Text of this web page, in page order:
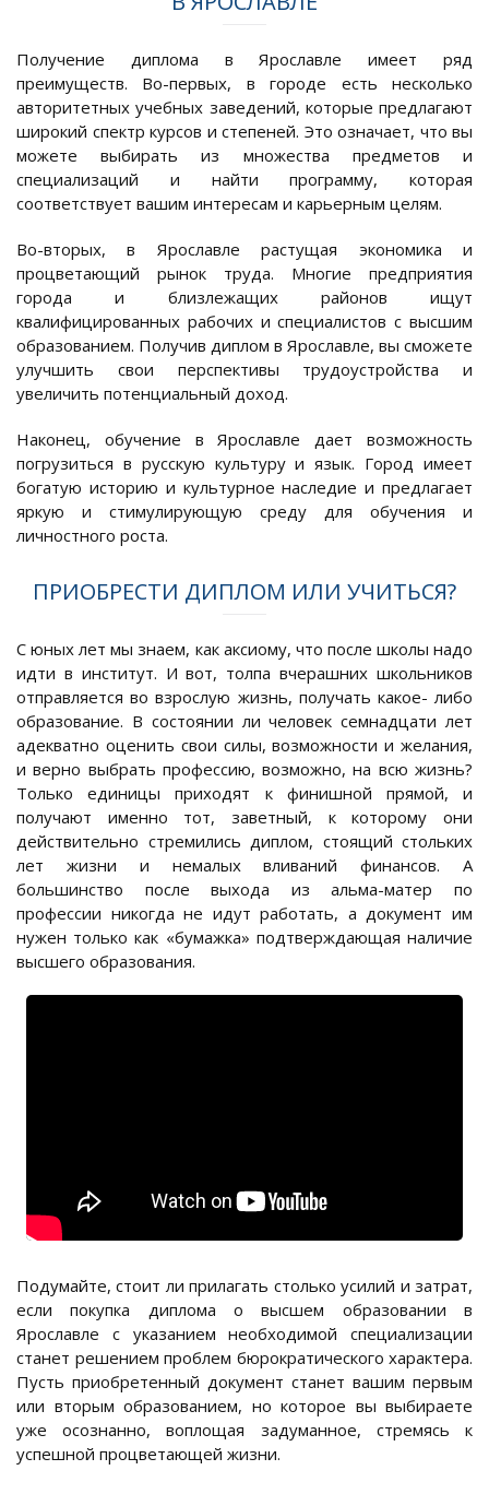
Получение диплома в Ярославле имеет ряд
преимуществ. Во-первых, в городе есть несколько
авторитетных учебных заведений, которые предлагают
широкий спектр курсов и степеней. Это означает, что вы
можете выбирать из множества предметов и
специализаций и найти программу, которая
соответствует вашим интересам и карьерным целям.
Во-вторых, в Ярославле растущая экономика и
процветающий рынок труда. Многие предприятия
города и близлежащих районов ищут
квалифицированных рабочих и специалистов с высшим
образованием. Получив диплом в Ярославле, вы сможете
улучшить свои перспективы трудоустройства и
увеличить потенциальный доход.
Наконец, обучение в Ярославле дает возможность
погрузиться в русскую культуру и язык. Город имеет
богатую историю и культурное наследие и предлагает
яркую и стимулирующую среду для обучения и
личностного роста.
ПРИОБРЕСТИ ДИПЛОМ ИЛИ УЧИТЬСЯ?
С юных лет мы знаем, как аксиому, что после школы надо
идти в институт. И вот, толпа вчерашних школьников
отправляется во взрослую жизнь, получать какое- либо
образование. В состоянии ли человек семнадцати лет
адекватно оценить свои силы, возможности и желания,
и верно выбрать профессию, возможно, на всю жизнь?
Только единицы приходят к финишной прямой, и
получают именно тот, заветный, к которому они
действительно стремились диплом, стоящий стольких
лет жизни и немалых вливаний финансов. А
большинство после выхода из альма-матер по
профессии никогда не идут работать, а документ им
нужен только как «бумажка» подтверждающая наличие
высшего образования.
Подумайте, стоит ли прилагать столько усилий и затрат,
если покупка диплома о высшем образовании в
Ярославле с указанием необходимой специализации
станет решением проблем бюрократического характера.
Пусть приобретенный документ станет вашим первым
или вторым образованием, но которое вы выбираете
уже осознанно, воплощая задуманное, стремясь к
успешной процветающей жизни.